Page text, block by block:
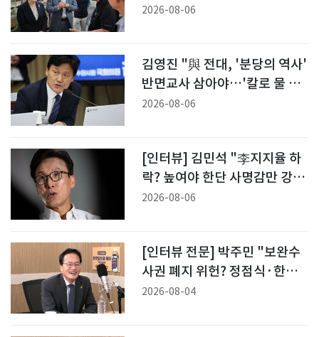
정안 추진"
2026-08-06
김영진 "與 전대, '분당의 역사'
반면교사 삼아야…'칼로 물 베
기'로 가야"
2026-08-06
[인터뷰] 김민석 "李지지율 하
락? 높여야 한단 사명감만 강
화…승리 확신"
2026-08-06
[인터뷰 전문] 박주민 "보완수
사권 폐지 위헌? 정점식·한동
훈, 몰라서 그러면 큰일"
2026-08-04